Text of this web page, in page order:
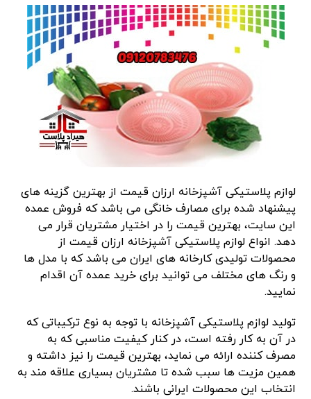
لوازم پلاستیکی آشپزخانه ارزان قیمت از بهترین گزینه های
پیشنهاد شده برای مصارف خانگی می باشد که فروش عمده
این سایت، بهترین قیمت را در اختیار مشتریان قرار می
دهد. انواع لوازم پلاستیکی آشپزخانه ارزان قیمت از
محصولات تولیدی کارخانه های ایران می باشد که با مدل ها
و رنگ های مختلف می توانید برای خرید عمده آن اقدام
نمایید.
تولید لوازم پلاستیکی آشپزخانه با توجه به نوع ترکیباتی که
در آن به کار رفته است، در کنار کیفیت مناسبی که به
مصرف کننده ارائه می نماید، بهترین قیمت را نیز داشته و
همین مزیت ها سبب شده تا مشتریان بسیاری علاقه مند به
انتخاب این محصولات ایرانی باشند.